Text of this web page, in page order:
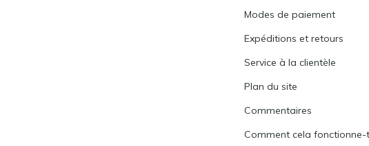
Modes de paiement
Expéditions et retours
Service à la clientèle
Plan du site
Commentaires
Comment cela fonctionne-